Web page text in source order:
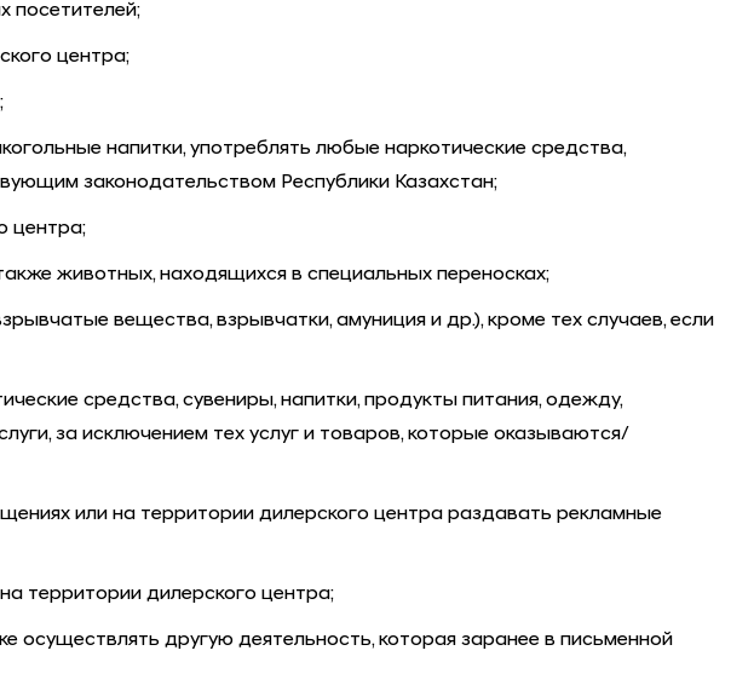
посетителей;
центра;
напитки, употреблять любые наркотические средства,
законодательством Республики Казахстан;
центра;
животных, находящихся в специальных переносках;
вещества, взрывчатки, амуниция и др.), кроме тех случаев, если
средства, сувениры, напитки, продукты питания, одежду,
за исключением тех услуг и товаров, которые оказываются/
или на территории дилерского центра раздавать рекламные
территории дилерского центра;
осуществлять другую деятельность, которая заранее в письменной